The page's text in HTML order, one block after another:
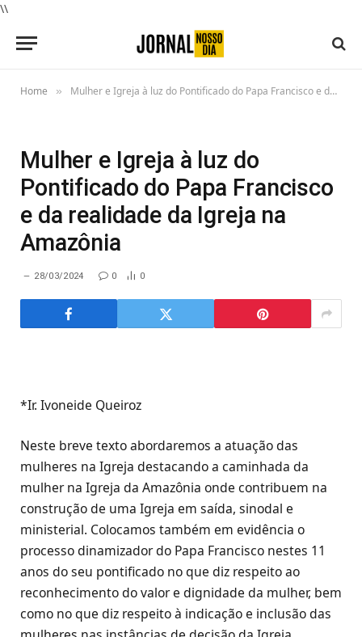
\\
Home » Mulher e Igreja à luz do Pontificado do Papa Francisco e da realidade da Igreja na Amazônia
Mulher e Igreja à luz do
Pontificado do Papa Francisco
e da realidade da Igreja na
Amazônia
28/03/2024 0 0
*Ir. Ivoneide Queiroz
Neste breve texto abordaremos a atuação das
mulheres na Igreja destacando a caminhada da
mulher na Igreja da Amazônia onde contribuem na
construção de uma Igreja em saída, sinodal e
ministerial. Colocamos também em evidência o
processo dinamizador do Papa Francisco nestes 11
anos do seu pontificado no que diz respeito ao
reconhecimento do valor e dignidade da mulher, bem
como no que diz respeito à indicação e inclusão das